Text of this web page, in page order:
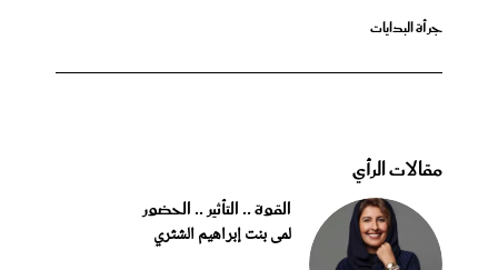
جرأة البدايات
مقالات الرأي
القوة .. التأثير .. الحضور
لمى بنت إبراهيم الشثري